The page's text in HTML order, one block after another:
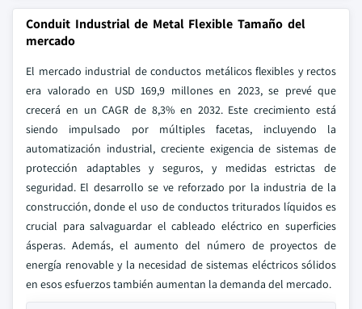
Conduit Industrial de Metal Flexible Tamaño del
mercado
El mercado industrial de conductos metálicos flexibles y rectos
era valorado en USD 169,9 millones en 2023, se prevé que
crecerá en un CAGR de 8,3% en 2032. Este crecimiento está
siendo impulsado por múltiples facetas, incluyendo la
automatización industrial, creciente exigencia de sistemas de
protección adaptables y seguros, y medidas estrictas de
seguridad. El desarrollo se ve reforzado por la industria de la
construcción, donde el uso de conductos triturados líquidos es
crucial para salvaguardar el cableado eléctrico en superficies
ásperas. Además, el aumento del número de proyectos de
energía renovable y la necesidad de sistemas eléctricos sólidos
en esos esfuerzos también aumentan la demanda del mercado.